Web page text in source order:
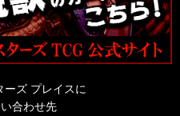
ーズ プレイスに
合わせ先